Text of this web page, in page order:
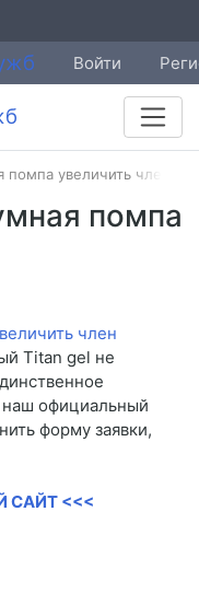
Войти
помпа увеличить член
помпа
Titan gel не
наш официальный
форму заявки,
САЙТ <<<